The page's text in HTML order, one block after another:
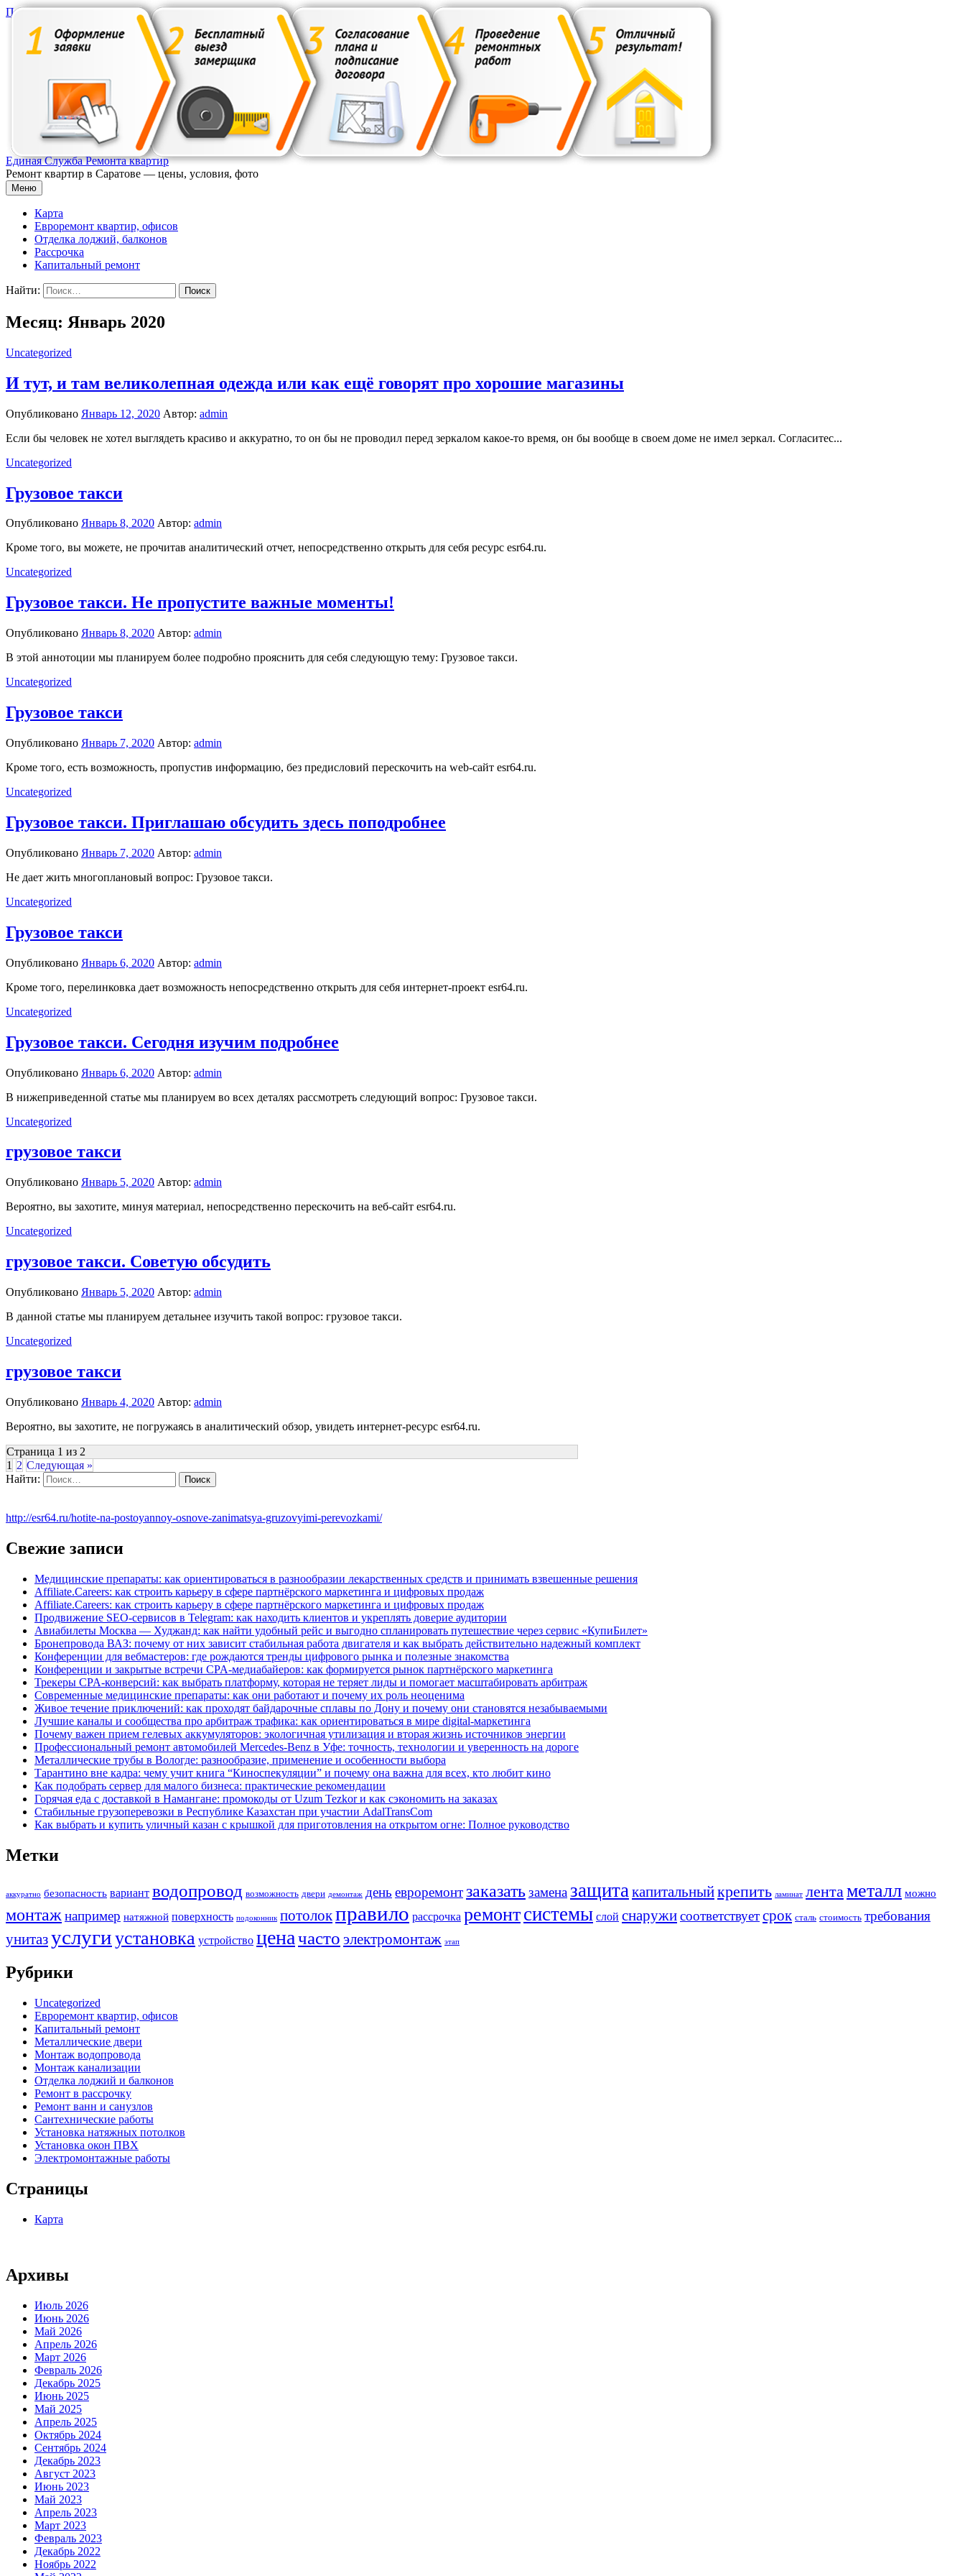
Перейти к содержимому
Единая Служба Ремонта квартир
Ремонт квартир в Саратове — цены, условия, фото
Меню
Карта
Евроремонт квартир, офисов
Отделка лоджий, балконов
Рассрочка
Капитальный ремонт
Найти:
Месяц: Январь 2020
Uncategorized
И тут, и там великолепная одежда или как ещё говорят про хорошие магазины
Опубликовано Январь 12, 2020 Автор: admin
Если бы человек не хотел выглядеть красиво и аккуратно, то он бы не проводил перед зеркалом какое-то время, он бы вообще в своем доме не имел зеркал. Согласитес...
Uncategorized
Грузовое такси
Опубликовано Январь 8, 2020 Автор: admin
Кроме того, вы можете, не прочитав аналитический отчет, непосредственно открыть для себя ресурс esr64.ru.
Uncategorized
Грузовое такси. Не пропустите важные моменты!
Опубликовано Январь 8, 2020 Автор: admin
В этой аннотоции мы планируем более подробно прояснить для себя следующую тему: Грузовое такси.
Uncategorized
Грузовое такси
Опубликовано Январь 7, 2020 Автор: admin
Кроме того, есть возможность, пропустив информацию, без предисловий перескочить на web-сайт esr64.ru.
Uncategorized
Грузовое такси. Приглашаю обсудить здесь поподробнее
Опубликовано Январь 7, 2020 Автор: admin
Не дает жить многоплановый вопрос: Грузовое такси.
Uncategorized
Грузовое такси
Опубликовано Январь 6, 2020 Автор: admin
Кроме того, перелинковка дает возможность непосредственно открыть для себя интернет-проект esr64.ru.
Uncategorized
Грузовое такси. Сегодня изучим подробнее
Опубликовано Январь 6, 2020 Автор: admin
В нижеприведенной статье мы планируем во всех деталях рассмотреть следующий вопрос: Грузовое такси.
Uncategorized
грузовое такси
Опубликовано Январь 5, 2020 Автор: admin
Вероятно, вы захотите, минуя материал, непосредственно перескочить на веб-сайт esr64.ru.
Uncategorized
грузовое такси. Советую обсудить
Опубликовано Январь 5, 2020 Автор: admin
В данной статье мы планируем детальнее изучить такой вопрос: грузовое такси.
Uncategorized
грузовое такси
Опубликовано Январь 4, 2020 Автор: admin
Вероятно, вы захотите, не погружаясь в аналитический обзор, увидеть интернет-ресурс esr64.ru.
Страница 1 из 2
1 2 Следующая »
Найти:
http://esr64.ru/hotite-na-postoyannoy-osnove-zanimatsya-gruzovyimi-perevozkami/
Свежие записи
Медицинские препараты: как ориентироваться в разнообразии лекарственных средств и принимать взвешенные решения
Affiliate.Careers: как строить карьеру в сфере партнёрского маркетинга и цифровых продаж
Affiliate.Careers: как строить карьеру в сфере партнёрского маркетинга и цифровых продаж
Продвижение SEO-сервисов в Telegram: как находить клиентов и укреплять доверие аудитории
Авиабилеты Москва — Худжанд: как найти удобный рейс и выгодно спланировать путешествие через сервис «КупиБилет»
Бронепровода ВАЗ: почему от них зависит стабильная работа двигателя и как выбрать действительно надежный комплект
Конференции для вебмастеров: где рождаются тренды цифрового рынка и полезные знакомства
Конференции и закрытые встречи CPA-медиабайеров: как формируется рынок партнёрского маркетинга
Трекеры CPA-конверсий: как выбрать платформу, которая не теряет лиды и помогает масштабировать арбитраж
Современные медицинские препараты: как они работают и почему их роль неоценима
Живое течение приключений: как проходят байдарочные сплавы по Дону и почему они становятся незабываемыми
Лучшие каналы и сообщества про арбитраж трафика: как ориентироваться в мире digital-маркетинга
Почему важен прием гелевых аккумуляторов: экологичная утилизация и вторая жизнь источников энергии
Профессиональный ремонт автомобилей Mercedes-Benz в Уфе: точность, технологии и уверенность на дороге
Металлические трубы в Вологде: разнообразие, применение и особенности выбора
Тарантино вне кадра: чему учит книга “Киноспекуляции” и почему она важна для всех, кто любит кино
Как подобрать сервер для малого бизнеса: практические рекомендации
Горячая еда с доставкой в Намангане: промокоды от Uzum Tezkor и как сэкономить на заказах
Стабильные грузоперевозки в Республике Казахстан при участии AdalTransCom
Как выбрать и купить уличный казан с крышкой для приготовления на открытом огне: Полное руководство
Метки
аккуратно безопасность вариант водопровод возможность двери демонтаж день евроремонтзаказать заменазащита капитальныйкрепить ламинат лента металл можно
монтаж например натяжной поверхность подоконник потолокправило рассрочка ремонтсистемы слой снаружисоответствуетсрок сталь стоимость требования
унитазуслугиустановка устройство ценачасто электромонтаж этап
Рубрики
Uncategorized
Евроремонт квартир, офисов
Капитальный ремонт
Металлические двери
Монтаж водопровода
Монтаж канализации
Отделка лоджий и балконов
Ремонт в рассрочку
Ремонт ванн и санузлов
Сантехнические работы
Установка натяжных потолков
Установка окон ПВХ
Электромонтажные работы
Страницы
Карта
Архивы
Июль 2026
Июнь 2026
Май 2026
Апрель 2026
Март 2026
Февраль 2026
Декабрь 2025
Июнь 2025
Май 2025
Апрель 2025
Октябрь 2024
Сентябрь 2024
Декабрь 2023
Август 2023
Июнь 2023
Май 2023
Апрель 2023
Март 2023
Февраль 2023
Декабрь 2022
Ноябрь 2022